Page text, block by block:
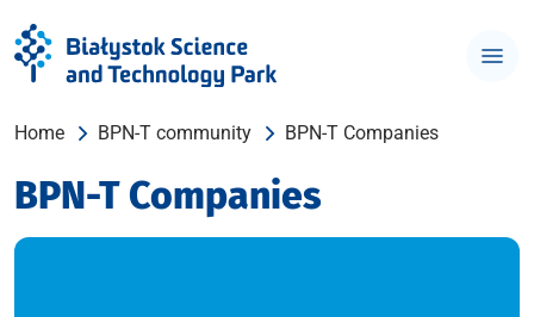
Home BPN-T community BPN-T Companies
BPN-T Companies